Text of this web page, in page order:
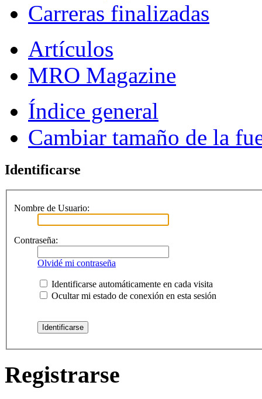
Carreras finalizadas
Artículos
MRO Magazine
Índice general
Cambiar tamaño de la
Identificarse
Nombre de Usuario:
Contraseña:
Olvidé mi contraseña
Identificarse automáticamente en cada visita
Ocultar mi estado de conexión en esta sesión
Registrarse